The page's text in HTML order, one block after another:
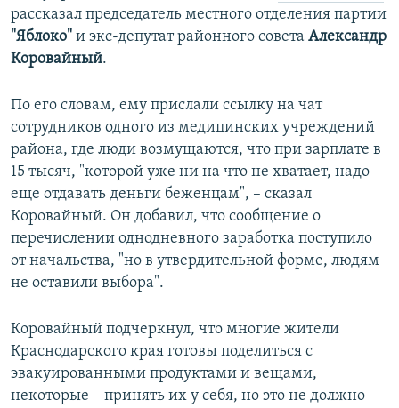
ПОБЕДИТЕЛЕЙ НЕ СУДЯТ?
КРЫМ.НЕПОКОРЕННЫЙ
УКРАИНСКАЯ ПРОБЛЕМА КРЫМА
ПРИСОЕДИНЯЙТЕСЬ!
Все сайты RFE/RL
рассказал председатель местного отделения партии
"Яблоко" и экс-депутат районного совета Александр
Коровайный.
По его словам, ему прислали ссылку на чат
сотрудников одного из медицинских учреждений
района, где люди возмущаются, что при зарплате в
15 тысяч, "которой уже ни на что не хватает, надо
еще отдавать деньги беженцам", – сказал
Коровайный. Он добавил, что сообщение о
перечислении однодневного заработка поступило
от начальства, "но в утвердительной форме, людям
не оставили выбора".
Коровайный подчеркнул, что многие жители
Краснодарского края готовы поделиться с
эвакуированными продуктами и вещами,
некоторые – принять их у себя, но это не должно